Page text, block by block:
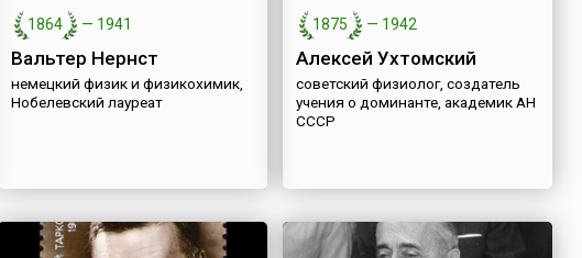
1864 — 1941
Вальтер Нернст
немецкий физик и физикохимик,
Нобелевский лауреат
1875 — 1942
Алексей Ухтомский
советский физиолог, создатель
учения о доминанте, академик АН
СССР